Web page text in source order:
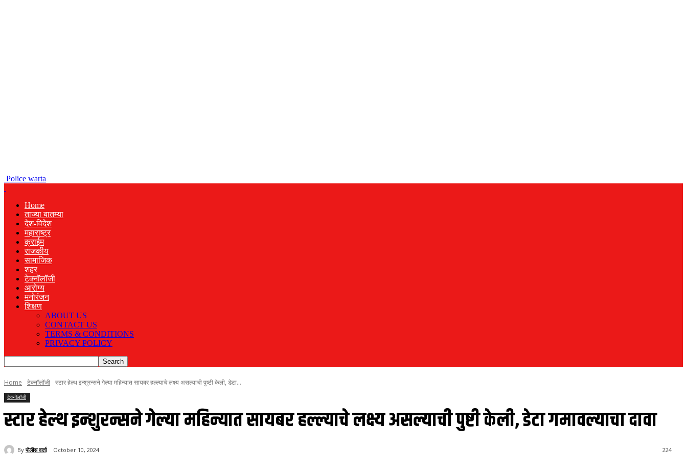
Police warta
Home
ताज्या बातम्या
देश-विदेश
महाराष्ट्र
क्राईम
राजकीय
सामाजिक
शहर
टेक्नॉलॉजी
आरोग्य
मनोरंजन
शिक्षण
ABOUT US
CONTACT US
TERMS & CONDITIONS
PRIVACY POLICY
Home टेक्नॉलॉजी स्टार हेल्थ इन्शुरन्सने गेल्या महिन्यात सायबर हल्ल्याचे लक्ष्य असल्याची पुष्टी केली, डेटा...
टेक्नॉलॉजी
स्टार हेल्थ इन्शुरन्सने गेल्या महिन्यात सायबर हल्ल्याचे लक्ष्य असल्याची पुष्टी केली, डेटा गमावल्याचा दावा
By पोलीस वार्ता October 10, 2024 224